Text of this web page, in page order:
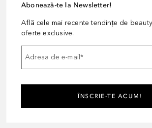
Abonează-te la Newsletter!
Află cele mai recente tendințe de
oferte exclusive.
Adresa de e-mail*
ÎNSCRIE-TE ACUM!